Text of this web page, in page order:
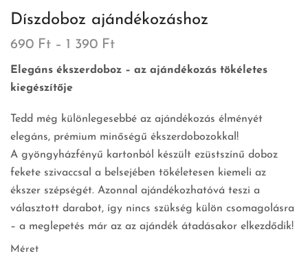
Díszdoboz ajándékozáshoz
690 Ft – 1 390 Ft
Elegáns ékszerdoboz – az ajándékozás tökéletes
kiegészítője
Tedd még különlegesebbé az ajándékozás élményét
elegáns, prémium minőségű ékszerdobozokkal!
A gyöngyházfényű kartonból készült ezüstszínű doboz
fekete szivaccsal a belsejében tökéletesen kiemeli az
ékszer szépségét. Azonnal ajándékozhatóvá teszi a
választott darabot, így nincs szükség külön csomagolásra
– a meglepetés már az az ajándék átadásakor elkezdődik!
Méret